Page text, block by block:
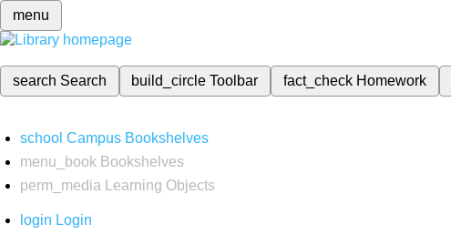
menu
search Search build_circleToolbar fact_check Homework
school Campus Bookshelves
menu_book Bookshelves
perm_media
Learning Objects
login Login